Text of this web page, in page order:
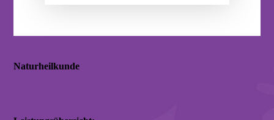
Naturheilkunde